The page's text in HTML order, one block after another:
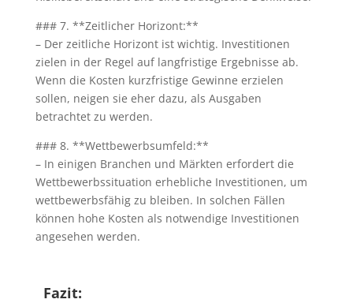
### 7. **Zeitlicher Horizont:**
– Der zeitliche Horizont ist wichtig. Investitionen
zielen in der Regel auf langfristige Ergebnisse ab.
Wenn die Kosten kurzfristige Gewinne erzielen
sollen, neigen sie eher dazu, als Ausgaben
betrachtet zu werden.
### 8. **Wettbewerbsumfeld:**
– In einigen Branchen und Märkten erfordert die
Wettbewerbssituation erhebliche Investitionen, um
wettbewerbsfähig zu bleiben. In solchen Fällen
können hohe Kosten als notwendige Investitionen
angesehen werden.
Fazit: